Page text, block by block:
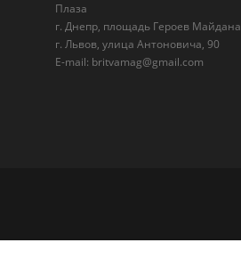
Плаза
г. Днепр, площадь Героев
г. Львов, улица Антоновича, 90
E-mail: britvamag@gmail.com